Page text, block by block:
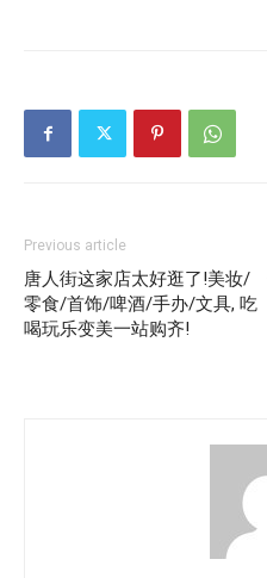
Previous article
唐人街这家店太好逛了!美妆/
零食/首饰/啤酒/手办/文具, 吃
喝玩乐变美一站购齐!